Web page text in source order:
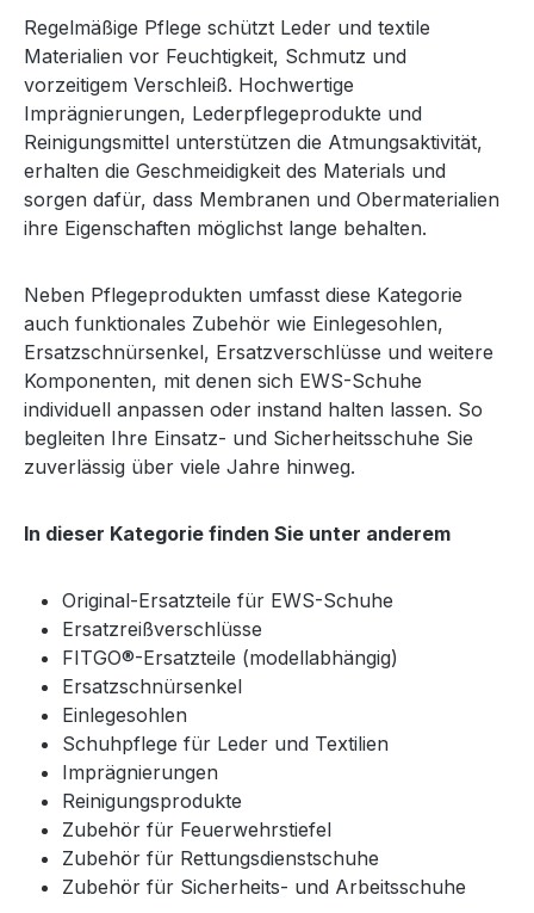
Regelmäßige Pflege schützt Leder und textile
Materialien vor Feuchtigkeit, Schmutz und
vorzeitigem Verschleiß. Hochwertige
Imprägnierungen, Lederpflegeprodukte und
Reinigungsmittel unterstützen die Atmungsaktivität,
erhalten die Geschmeidigkeit des Materials und
sorgen dafür, dass Membranen und Obermaterialien
ihre Eigenschaften möglichst lange behalten.
Neben Pflegeprodukten umfasst diese Kategorie
auch funktionales Zubehör wie Einlegesohlen,
Ersatzschnürsenkel, Ersatzverschlüsse und weitere
Komponenten, mit denen sich EWS-Schuhe
individuell anpassen oder instand halten lassen. So
begleiten Ihre Einsatz- und Sicherheitsschuhe Sie
zuverlässig über viele Jahre hinweg.
In dieser Kategorie finden Sie unter anderem
Original-Ersatzteile für EWS-Schuhe
Ersatzreißverschlüsse
FITGO®-Ersatzteile (modellabhängig)
Ersatzschnürsenkel
Einlegesohlen
Schuhpflege für Leder und Textilien
Imprägnierungen
Reinigungsprodukte
Zubehör für Feuerwehrstiefel
Zubehör für Rettungsdienstschuhe
Zubehör für Sicherheits- und Arbeitsschuhe